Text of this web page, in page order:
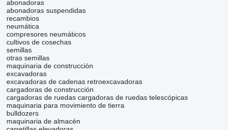
abonadoras
abonadoras suspendidas
recambios
neumática
compresores neumáticos
cultivos de cosechas
semillas
otras semillas
maquinaria de construcción
excavadoras
excavadoras de cadenas retroexcavadoras
cargadoras de construcción
cargadoras de ruedas cargadoras de ruedas telescópicas
maquinaria para movimiento de tierra
bulldozers
maquinaria de almacén